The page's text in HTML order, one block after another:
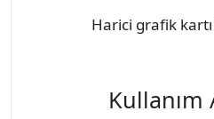
Harici grafik
Kullanım